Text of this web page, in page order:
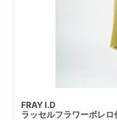
FRAY I.D
ラッセルフラワーボレ